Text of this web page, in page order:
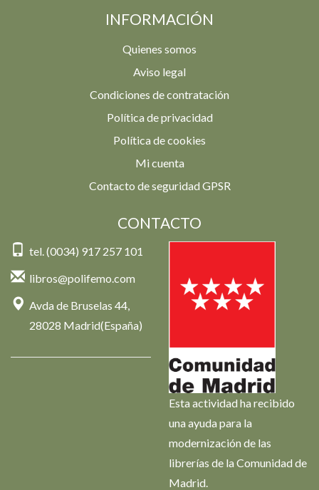
INFORMACIÓN
Quienes somos
Aviso legal
Condiciones de contratación
Política de privacidad
Política de cookies
Mi cuenta
Contacto de seguridad GPSR
CONTACTO
tel. (0034) 917 257 101
libros@polifemo.com
Avda de Bruselas 44,
28028 Madrid(España)
Esta actividad ha recibido
una ayuda para la
modernización de las
librerías de la Comunidad de
Madrid.